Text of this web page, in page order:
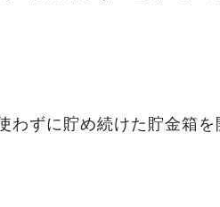
わずに貯め続けた貯金箱